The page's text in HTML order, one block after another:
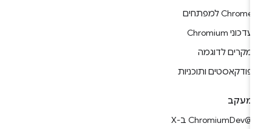
Chrome למפתחים
עדכוני Chromium
מקרים לדוגמה
פודקאסטים ותוכניות
מעקב